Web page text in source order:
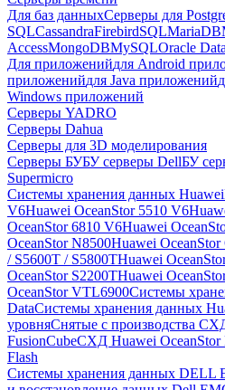
Для баз данныхСерверы для
SQLCassandraFirebirdSQLMariaDB
AccessMongoDBMySQLOracle
Для приложенийдля Android
приложенийдля Java приложений
Windows приложений
Серверы YADRO
Серверы Dahua
Серверы для 3D моделирования
Серверы БУБУ серверы DellБУ
Supermicro
Системы хранения данных Huawei
V6Huawei OceanStor 5510 V6
OceanStor 6810 V6Huawei
OceanStor N8500Huawei
/ S5600T / S5800THuawei
OceanStor S2200THuawei
OceanStor VTL6900Системы
DataСистемы хранения данных
уровняСнятые с производства
FusionCubeСХД Huawei OceanStor
Flash
Системы хранения данных DELL